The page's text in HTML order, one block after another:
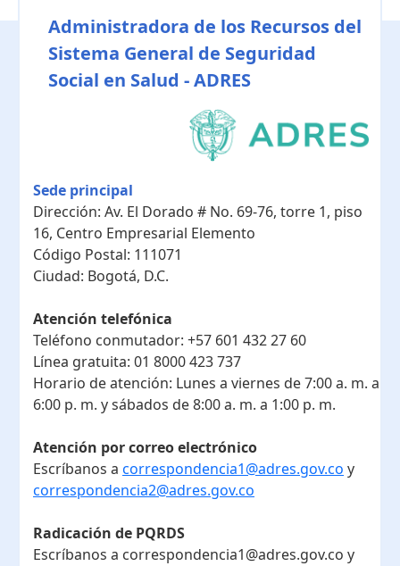
Administradora de los Recursos del
Sistema General de Seguridad
Social en Salud - ADRES
Sede principal
Dirección: Av. El Dorado # No. 69-76, torre 1, piso
16, Centro Empresarial Elemento
Código Postal: 111071
Ciudad: Bogotá, D.C.
Atención telefónica
Teléfono conmutador: +57 601 432 27 60
Línea gratuita: 01 8000 423 737
Horario de atención: Lunes a viernes de 7:00 a. m. a
6:00 p. m. y sábados de 8:00 a. m. a 1:00 p. m.
Atención por correo electrónico
Escríbanos a correspondencia1@adres.gov.co y
correspondencia2@adres.gov.co
Radicación de PQRDS
Escríbanos a correspondencia1@adres.gov.co y